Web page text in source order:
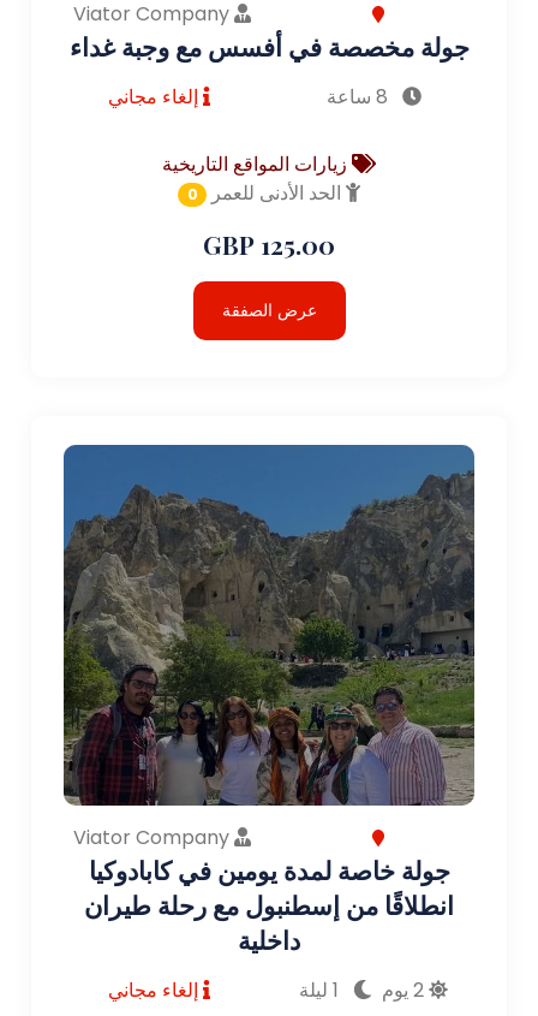
جولة مخصصة في أفسس مع وجبة غداء
إلغاء مجاني
زيارات المواقع التاريخية
الحد الأدنى للعمر
0
125.00 GBP
عرض الصفقة
جولة خاصة لمدة يومين في كابادوكيا
انطلاقًا من إسطنبول مع رحلة طيران
داخلية
2 يوم إلغاء مجاني